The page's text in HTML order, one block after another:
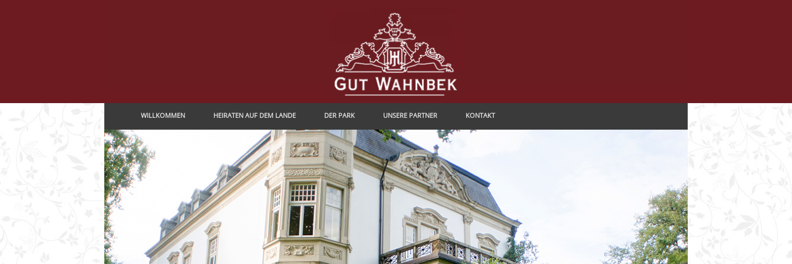
Navigation
überspringen
WILLKOMMEN HEIRATEN AUF DEM LANDE DER PARK UNSERE PARTNER KONTAKT
Navigation
überspringen